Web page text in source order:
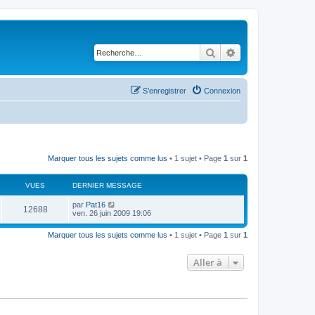
Rechercher
Connexion
S’enregistrer
Marquer tous les sujets comme lus • 1 sujet • Page 1 sur 1
VUES DERNIER MESSAGE
12688V
u
D
e
n
i
a
par Pat16
ven. 26 juin 2009 19:06
Marquer tous les sujets comme lus • 1 sujet • Page 1 sur 1
Aller à